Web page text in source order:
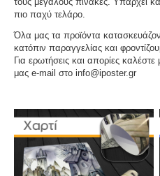
πιο παχύ τελάρο.
Όλα μας τα προϊόντα
κατόπιν παραγγελίας και
Για ερωτήσεις και απορίες
μας e-mail στο info@iposter.gr